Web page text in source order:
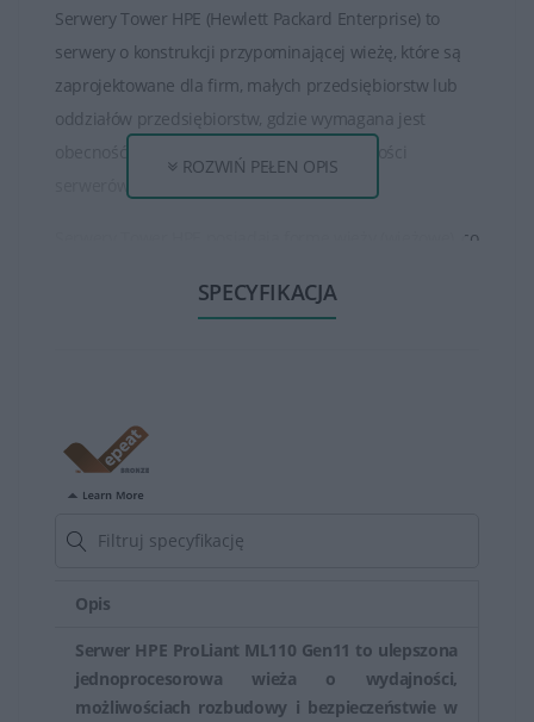
Serwery Tower HPE (Hewlett Packard Enterprise) to
serwery o konstrukcji przypominającej wieżę, które są
zaprojektowane dla firm, małych przedsiębiorstw lub
oddziałów przedsiębiorstw, gdzie wymagana jest
Serwery Tower HPE posiadają formę wieży (wieżowe), co
urządzeniami, przypominającymi wyglądem
rackowych.
Serwery Tower HPE są często wykorzystywane w
lub w sytuacjach, gdzie nie jest potrzebna większa
bardziej zaawansowane obliczenia.
Mimo mniejszej formy niż serwery rackowe, serwery
ROZWIŃ PEŁEN OPIS
SPECYFIKACJA
Opis
Serwer HPE ProLiant ML110 Gen11 to ulepszona
jednoprocesorowa wieża o wydajności,
możliwościach rozbudowy i bezpieczeństwie w